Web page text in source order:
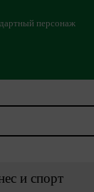
персонаж
и спорт